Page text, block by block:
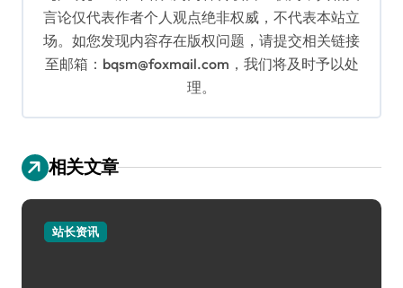
言论仅代表作者个人观点绝非权威，不代表本站立
场。如您发现内容存在版权问题，请提交相关链接
至邮箱：bqsm@foxmail.com，我们将及时予以处
理。
相关文章
站长资讯